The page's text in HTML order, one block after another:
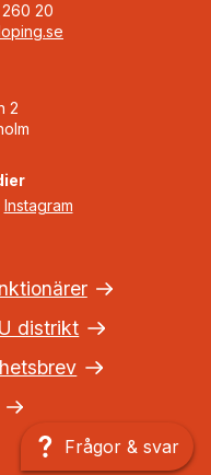
20
2
Instagram
distrikt
Frågor & svar